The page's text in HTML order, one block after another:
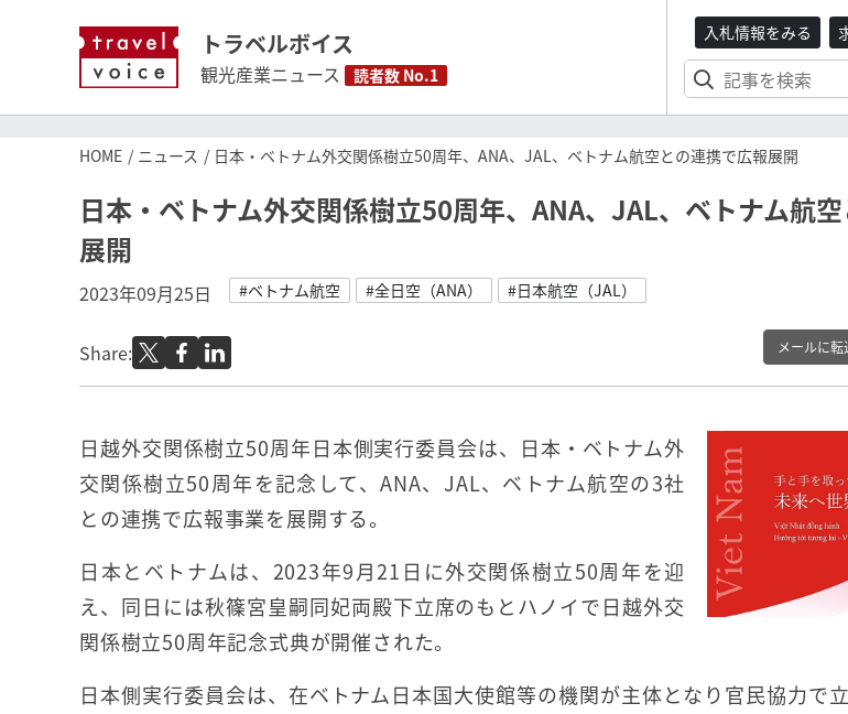
トラベルボイス
観光産業ニュース 読者数 No.1
入札情報をみる
HOME ニュース 日本・ベトナム外交関係樹立50周年、ANA、JAL、ベトナム航空との連携で広報展開
日本・ベトナム外交関係樹立50周年、ANA、JAL、ベトナム航
展開
2023年09月25日 #ベトナム航空 #全日空（ANA） #日本航空（JAL）
Share: メールに転
日越外交関係樹立50周年日本側実行委員会は、日本・ベトナム外
交関係樹立50周年を記念して、ANA、JAL、ベトナム航空の3社
との連携で広報事業を展開する。
日本とベトナムは、2023年9月21日に外交関係樹立50周年を迎
え、同日には秋篠宮皇嗣同妃両殿下立席のもとハノイで日越外交
関係樹立50周年記念式典が開催された。
日本側実行委員会は、在ベトナム日本国大使館等の機関が主体となり官民協力で